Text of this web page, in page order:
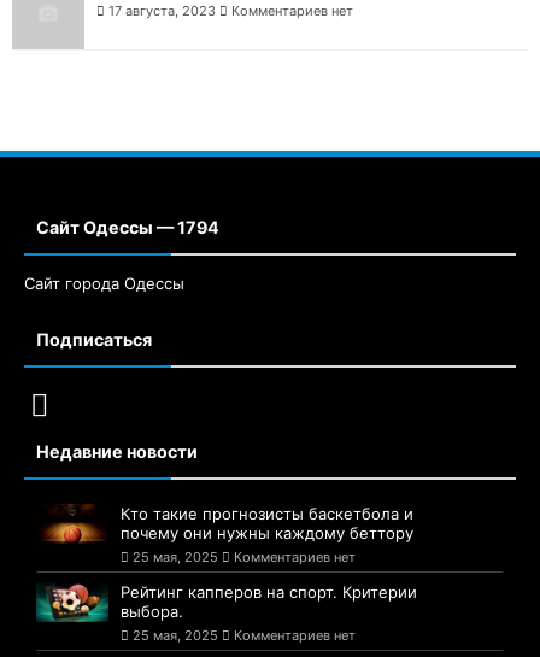
17 августа, 2023 Комментариев нет
Сайт Одессы — 1794
Сайт города Одессы
Подписаться
Недавние новости
Кто такие прогнозисты баскетбола и
почему они нужны каждому беттору
25 мая, 2025 Комментариев нет
Рейтинг капперов на спорт. Критерии
выбора.
25 мая, 2025 Комментариев нет